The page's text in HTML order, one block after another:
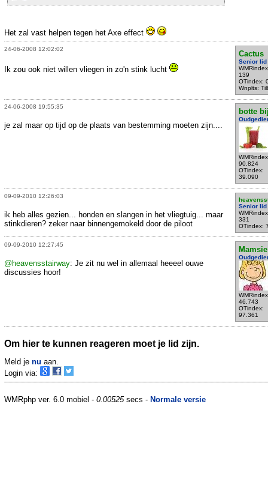
Het zal vast helpen tegen het Axe effect
24-06-2008 12:02:02
Cactus
Senior lid
139
OTindex:
Wnplts:
Ik zou ook niet willen vliegen in zo'n stink lucht
24-06-2008 19:55:35
botte
90.824
OTindex:
39.090
je zal maar op tijd op de plaats van bestemming moeten zijn....
09-09-2010 12:26:03
Senior lid
331
OTindex:
ik heb alles gezien... honden en slangen in het vliegtuig... maar
stinkdieren? zeker naar binnengemokeld door de piloot
09-09-2010 12:27:45
Mamsie
46.743
OTindex:
97.361
@heavensstairway: Je zit nu wel in allemaal heeeel ouwe
discussies hoor!
Om hier te kunnen reageren moet je lid zijn.
Meld je nu aan.
Login via:
WMRphp ver. 6.0 mobiel - 0.00525secs - Normale versie